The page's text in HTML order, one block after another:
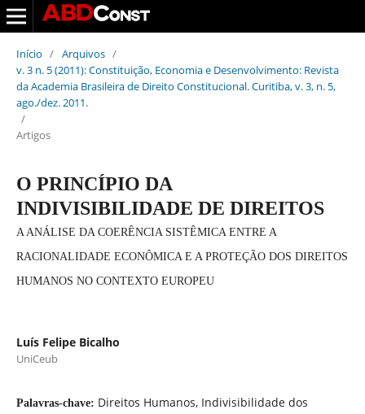
Início / Arquivos /
v. 3 n. 5 (2011): Constituição, Economia e Desenvolvimento: Revista
da Academia Brasileira de Direito Constitucional. Curitiba, v. 3, n. 5,
ago./dez. 2011.
/
Artigos
O PRINCÍPIO DA
INDIVISIBILIDADE DE DIREITOS
A ANÁLISE DA COERÊNCIA SISTÊMICA ENTRE A
RACIONALIDADE ECONÔMICA E A PROTEÇÃO DOS DIREITOS
HUMANOS NO CONTEXTO EUROPEU
Luís Felipe Bicalho
UniCeub
Palavras-chave: Direitos Humanos, Indivisibilidade dos